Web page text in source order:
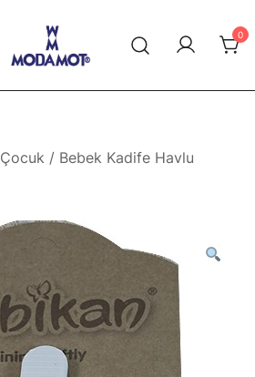
Modamot E-Ticaret
0
Çocuk / Bebek Kadife Havlu